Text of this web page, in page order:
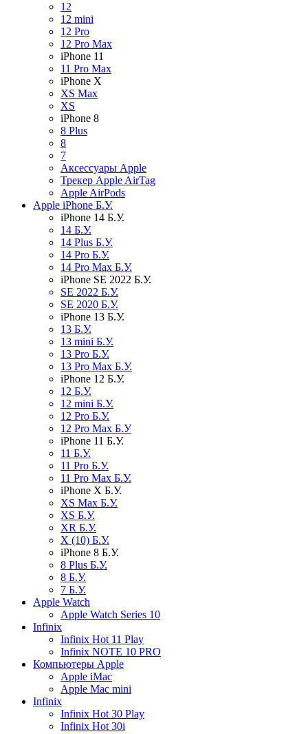
12
12 mini
12 Pro
12 Pro Max
iPhone 11
11 Pro Max
iPhone X
XS Max
XS
iPhone 8
8 Plus
8
7
Аксессуары Apple
Трекер Apple AirTag
Apple AirPods
Apple iPhone Б.У.
iPhone 14 Б.У.
14 Б.У.
14 Plus Б.У.
14 Pro Б.У.
14 Pro Max Б.У.
iPhone SE 2022 Б.У.
SE 2022 Б.У.
SE 2020 Б.У.
iPhone 13 Б.У.
13 Б.У.
13 mini Б.У.
13 Pro Б.У.
13 Pro Max Б.У.
iPhone 12 Б.У.
12 Б.У.
12 mini Б.У.
12 Pro Б.У.
12 Pro Max Б.У
iPhone 11 Б.У.
11 Б.У.
11 Pro Б.У.
11 Pro Max Б.У.
iPhone X Б.У.
XS Max Б.У.
XS Б.У.
XR Б.У.
X (10) Б.У.
iPhone 8 Б.У.
8 Plus Б.У.
8 Б.У.
7 Б.У.
Apple Watch
Apple Watch Series 10
Infinix
Infinix Hot 11 Play
Infinix NOTE 10 PRO
Компьютеры Apple
Apple iMac
Apple Mac mini
Infinix
Infinix Hot 30 Play
Infinix Hot 30i